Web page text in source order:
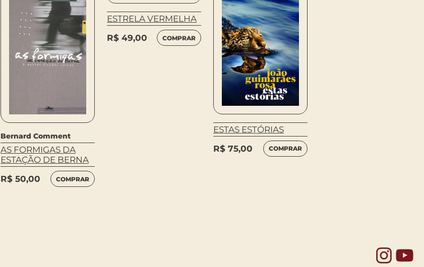
Bernard Comment
AS FORMIGAS DA
ESTAÇÃO DE BERNA
R$ 50,00 COMPRAR
ESTRELA VERMELHA
R$ 49,00 COMPRAR
ESTAS ESTÓRIAS
R$ 75,00 COMPRAR